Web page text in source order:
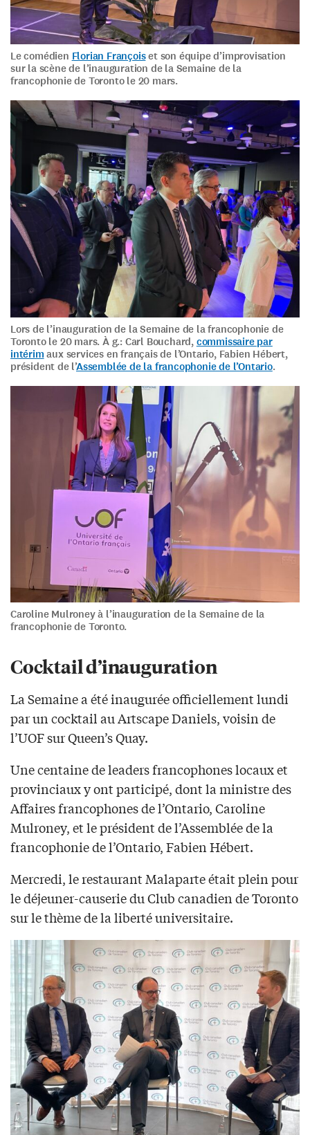
Le comédien Florian Françoiset son équipe d’improvisation
sur la scène de l’inauguration de la Semaine de la
francophonie de Toronto le 20 mars.
Lors de l’inauguration de la Semaine de la francophonie de
Toronto le 20 mars. À g.: Carl Bouchard, commissaire par
intérim aux services en français de l’Ontario, Fabien Hébert,
président de l’Assemblée de la francophonie de l’Ontario.
Caroline Mulroney à l’inauguration de la Semaine de la
francophonie de Toronto.
Cocktail d’inauguration
La Semaine a été inaugurée officiellement lundi
par un cocktail au Artscape Daniels, voisin de
l’UOF sur Queen’s Quay.
Une centaine de leaders francophones locaux et
provinciaux y ont participé, dont la ministre des
Affaires francophones de l’Ontario, Caroline
Mulroney, et le président de l’Assemblée de la
francophonie de l’Ontario, Fabien Hébert.
Mercredi, le restaurant Malaparte était plein pour
le déjeuner-causerie du Club canadien de Toronto
sur le thème de la liberté universitaire.